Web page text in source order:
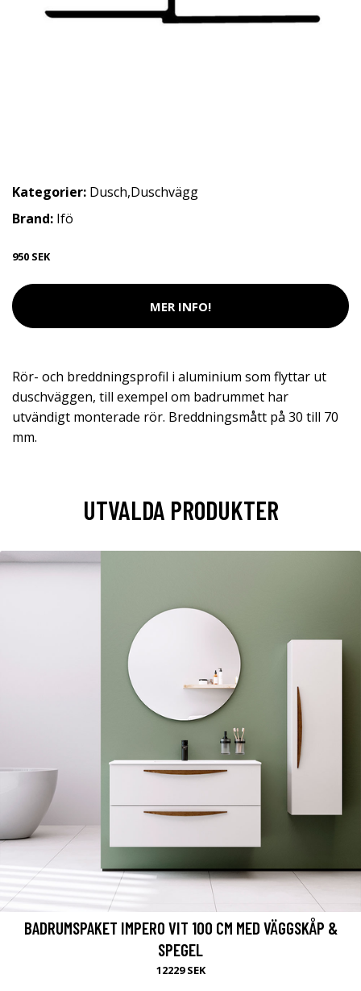
Kategorier: Dusch,Duschvägg
Brand: Ifö
950 SEK
MER INFO!
Rör- och breddningsprofil i aluminium som flyttar ut
duschväggen, till exempel om badrummet har
utvändigt monterade rör. Breddningsmått på 30 till 70
mm.
UTVALDA PRODUKTER
BADRUMSPAKET IMPERO VIT 100 CM MED VÄGGSKÅP &
SPEGEL
12229 SEK